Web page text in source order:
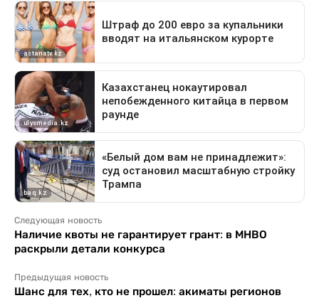
Следующая новость
Наличие квоты не гарантирует грант: в МНВО
раскрыли детали конкурса
Предыдущая новость
Шанс для тех, кто не прошел: акиматы регионов